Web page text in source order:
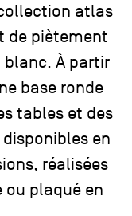
atlas
de piètement
blanc. À partir
base ronde
tables et des
en
réalisées
plaqué en